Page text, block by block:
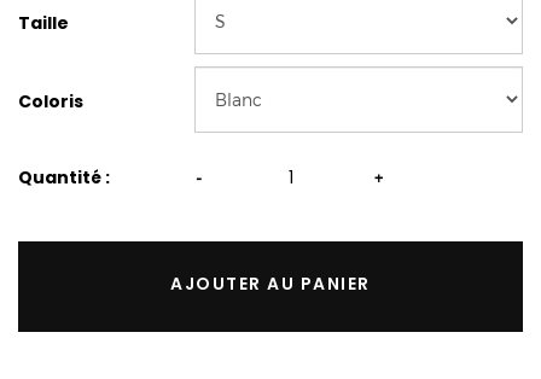
Taille
Coloris
Quantité : - +
AJOUTER AU PANIER